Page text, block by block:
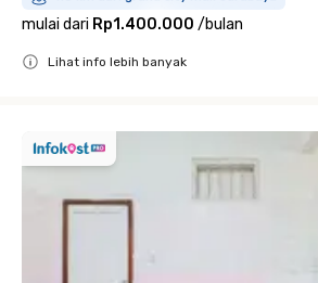
mulai dari Rp1.400.000 /bulan
Lihat info lebih banyak